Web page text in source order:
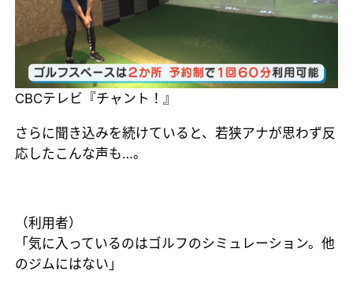
CBCテレビ『チャント！』
さらに聞き込みを続けていると、若狭アナが思わず反
応したこんな声も…。
（利用者）
「気に入っているのはゴルフのシミュレーション。他
のジムにはない」